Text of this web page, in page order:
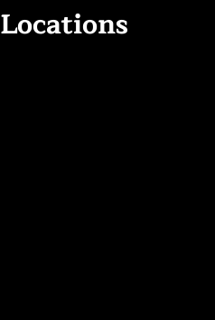
Locations